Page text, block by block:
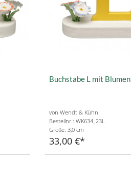
Buchstabe L mit Blumen
von Wendt & Kühn
Bestellnr.: WK634_23L
Größe: 3,0 cm
33,00 €